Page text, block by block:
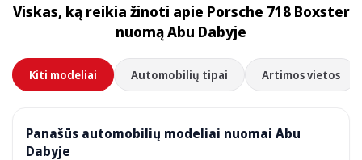
priklausomai nuo vietos gali būti taikomas nedidelis
pristatymo mokestis, visada nurodomas iš anksto.
Viskas, ką reikia žinoti apie Porsche 718 Boxster
nuomą Abu Dabyje
Kiti modeliai Automobilių tipai Artimos vietos
Panašūs automobilių modeliai nuomai Abu
Dabyje